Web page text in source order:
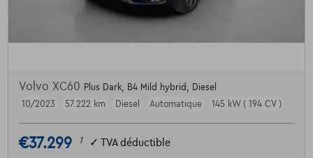
Volvo XC60 Plus Dark, B4 Mild hybrid, Diesel
10/2023
57.222 km Diesel Automatique 145 kW ( 194 CV )
€37.299 1 ✓ TVA déductible